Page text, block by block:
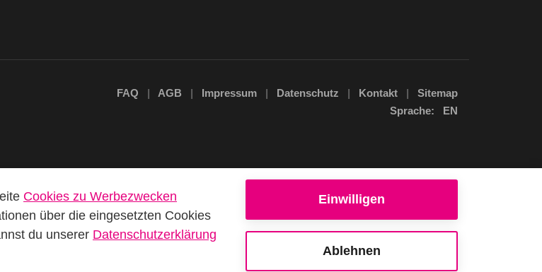
FAQ AGB Impressum Datenschutz Kontakt
Sitemap
Sprache:
EN
Cookies zu Werbezwecken
über die eingesetzten Cookies
du unserer Datenschutzerklärung
Einwilligen
Ablehnen